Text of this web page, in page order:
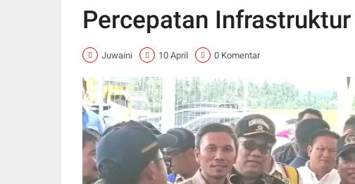
Percepatan
Juwaini 10 April 0 Komentar